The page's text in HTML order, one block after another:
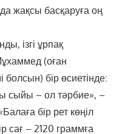
жақсы басқаруға оң
ізгі ұрпақ
(оған
бір өсиетінде:
сыйы – ол тәрбие», –
бір рет көңіл
сағ – 2120 граммға